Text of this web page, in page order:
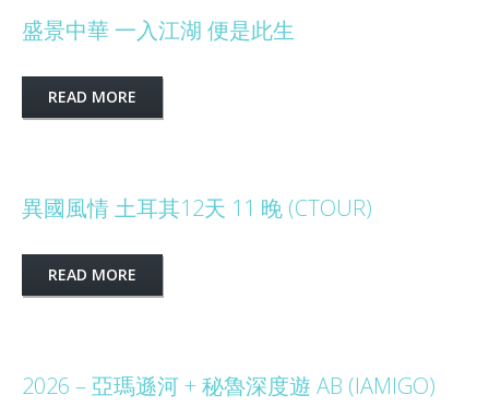
盛景中華 一入江湖 便是此生
READ MORE
異國風情 土耳其12天 11 晚 (CTOUR)
READ MORE
2026 – 亞瑪遜河 + 秘魯深度遊 AB (IAMIGO)